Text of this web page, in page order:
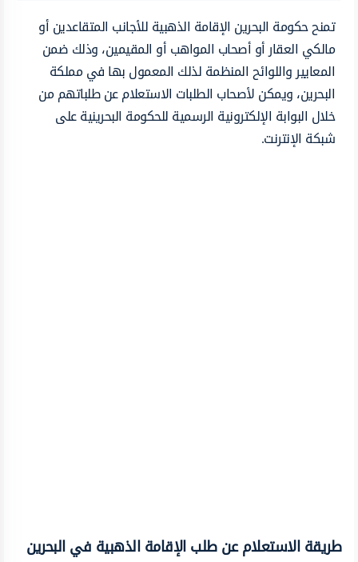
تمنح حكومة البحرين الإقامة الذهبية للأجانب المتقاعدين أو
مالكي العقار أو أصحاب المواهب أو المقيمين، وذلك ضمن
المعايير واللوائح المنظمة لذلك المعمول بها في مملكة
البحرين، ويمكن لأصحاب الطلبات الاستعلام عن طلباتهم من
خلال البوابة الإلكترونية الرسمية للحكومة البحرينية على
شبكة الإنترنت.
طريقة الاستعلام عن طلب الإقامة الذهبية في البحرين